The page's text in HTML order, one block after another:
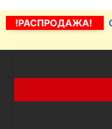
!РАСПРОДАЖА!